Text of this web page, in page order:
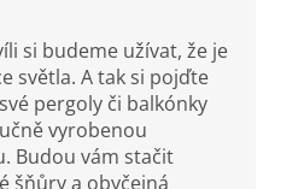
si budeme užívat, že je
světla. A tak si pojďte
pergoly či balkónky
vyrobenou
Budou vám stačit
šňůry a obyčejná